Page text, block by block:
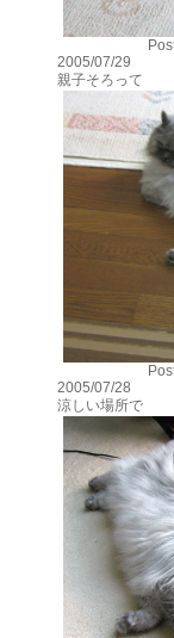
2005/07/29
親子そろって
2005/07/28
涼しい場所で